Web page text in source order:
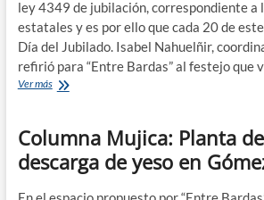
ley 4349 de jubilación, correspondiente a
estatales y es por ello que cada 20 de
Día del Jubilado. Isabel Nahuelñir,
refirió para “Entre Bardas” al festejo que
Ver másJornada
adultos
mayores
en
Columna Mujica: Planta
descarga de yeso en